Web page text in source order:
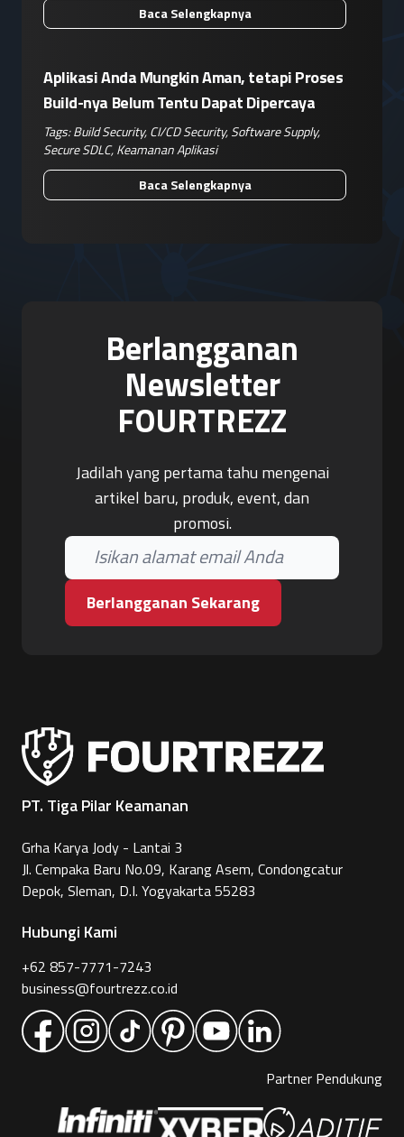
Baca Selengkapnya
Aplikasi Anda Mungkin Aman, tetapi Proses
Build-nya Belum Tentu Dapat Dipercaya
Tags:Build Security,CI/CD Security,Software Supply,
Secure SDLC,Keamanan Aplikasi
Baca Selengkapnya
Berlangganan
Newsletter
FOURTREZZ
Jadilah yang pertama tahu mengenai
artikel baru, produk, event, dan
promosi.
Berlangganan Sekarang
PT. Tiga Pilar Keamanan
Grha Karya Jody - Lantai 3
Jl. Cempaka Baru No.09, Karang Asem, Condongcatur
Depok, Sleman, D.I. Yogyakarta 55283
Hubungi Kami
+62 857-7771-7243
business@fourtrezz.co.id
Partner Pendukung